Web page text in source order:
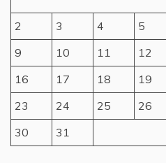
2
3 4 5
9
10 11 12
16
17 18 19
23
24 25 26
30
31